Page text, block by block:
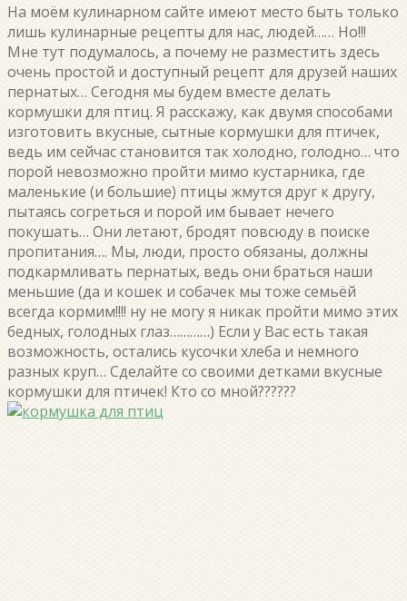
На моём кулинарном сайте имеют место быть только
лишь кулинарные рецепты для нас, людей…… Но!!!
Мне тут подумалось, а почему не разместить здесь
очень простой и доступный рецепт для друзей наших
пернатых… Сегодня мы будем вместе делать
кормушки для птиц. Я расскажу, как двумя способами
изготовить вкусные, сытные кормушки для птичек,
ведь им сейчас становится так холодно, голодно… что
порой невозможно пройти мимо кустарника, где
маленькие (и большие) птицы жмутся друг к другу,
пытаясь согреться и порой им бывает нечего
покушать… Они летают, бродят повсюду в поиске
пропитания…. Мы, люди, просто обязаны, должны
подкармливать пернатых, ведь они браться наши
меньшие (да и кошек и собачек мы тоже семьёй
всегда кормим!!!! ну не могу я никак пройти мимо этих
бедных, голодных глаз…………) Если у Вас есть такая
возможность, остались кусочки хлеба и немного
разных круп… Сделайте со своими детками вкусные
кормушки для птичек! Кто со мной??????